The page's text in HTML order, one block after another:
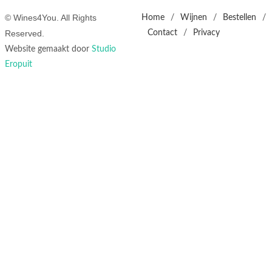
© Wines4You. All Rights
Reserved.
Website gemaakt door Studio
Eropuit
Home / Wijnen / Bestellen
/
Contact
/ Privacy